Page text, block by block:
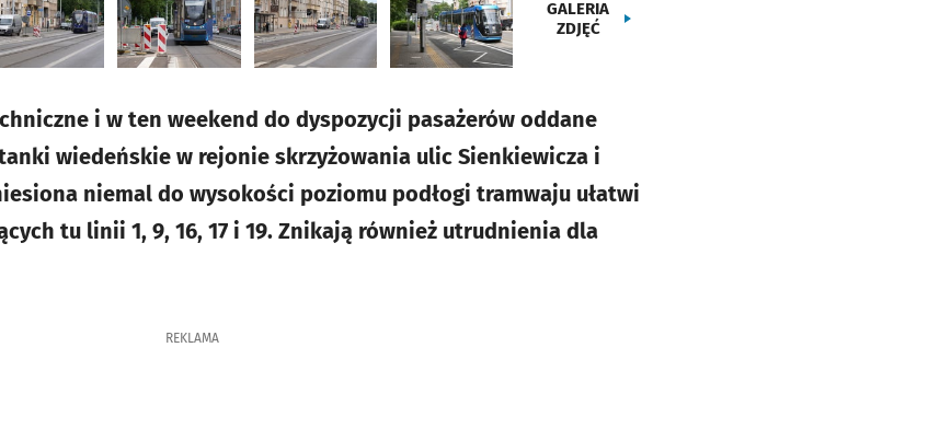
GALERIA
ZDJĘĆ
i w ten weekend do dyspozycji pasażerów oddane
wiedeńskie w rejonie skrzyżowania ulic Sienkiewicza i
niemal do wysokości poziomu podłogi tramwaju ułatwi
tu linii 1, 9, 16, 17 i 19. Znikają również utrudnienia dla
REKLAMA